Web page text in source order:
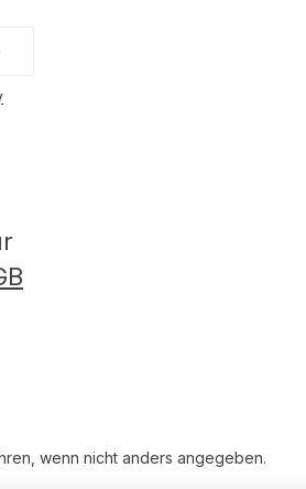
wenn nicht anders angegeben.